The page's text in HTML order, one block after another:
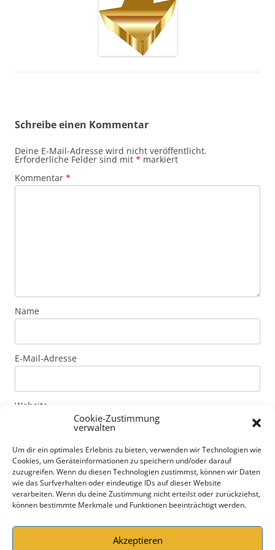
Cookie-Zustimmung
verwalten
Um dir ein optimales Erlebnis zu bieten, verwenden wir Technologien wie
Cookies, um Geräteinformationen zu speichern und/oder darauf
zuzugreifen. Wenn du diesen Technologien zustimmst, können wir Daten
wie das Surfverhalten oder eindeutige IDs auf dieser Website
verarbeiten. Wenn du deine Zustimmung nicht erteilst oder zurückziehst,
können bestimmte Merkmale und Funktionen beeinträchtigt werden.
Akzeptieren
Schreibe einen Kommentar
Deine E-Mail-Adresse wird nicht veröffentlicht.
Erforderliche Felder sind mit * markiert
Kommentar *
Name
E-Mail-Adresse
Website
Mit der Nutzung dieses Formulars erklärst du dich mit
der Speicherung und Verarbeitung deiner Daten durch
diese Website einverstanden. Genaue Informationen
zur Art der Daten und Speicherdauer von Kommentaren
erfährst du unter Datenschutzerklärung.
Datenschutzerklärung *